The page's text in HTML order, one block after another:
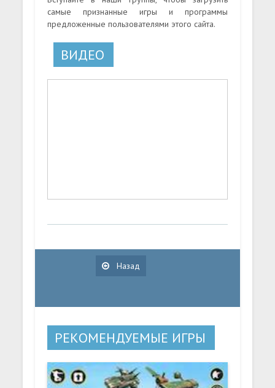
самые признанные игры и программы
предложенные пользователями этого сайта.
ВИДЕО
Назад
РЕКОМЕНДУЕМЫЕ ИГРЫ